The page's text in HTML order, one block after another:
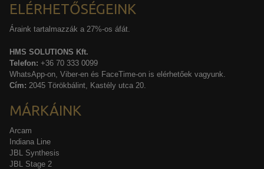
ELÉRHETŐSÉGEINK
Áraink tartalmazzák a 27%-os áfát.
HMS SOLUTIONS Kft.
Telefon: +36 70 333 0099
WhatsApp-on, Viber-en és FaceTime-on is elérhetőek vagyunk.
Cím: 2045 Törökbálint, Kastély utca 20.
MÁRKÁINK
Arcam
Indiana Line
JBL Synthesis
JBL Stage 2